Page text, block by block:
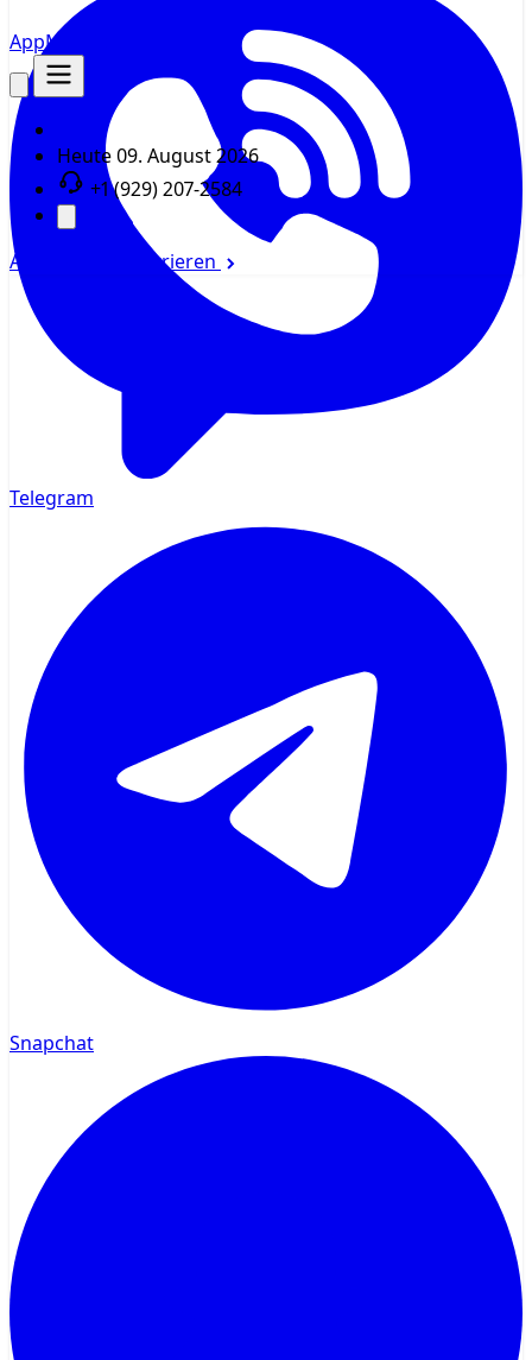
AppMsr
Heute09. August 2026
+1 (929) 207-2584
Anmelden Registrieren
Telegram
Snapchat